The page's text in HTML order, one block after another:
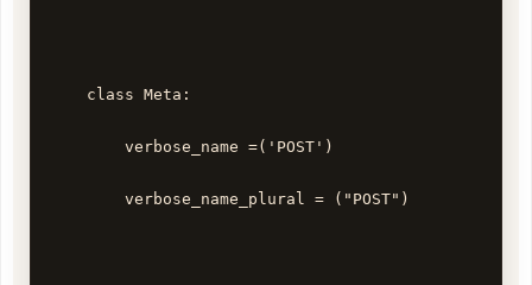
    class Meta:
        verbose_name =('POST')
        verbose_name_plural = ("POST")